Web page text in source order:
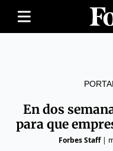
En dos
para que
Forbes Staff|